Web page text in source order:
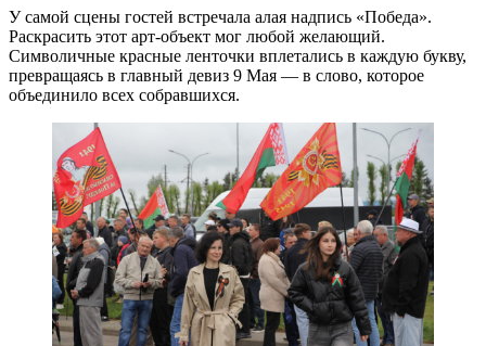
У самой сцены гостей встречала алая надпись «Победа».
Раскрасить этот арт-объект мог любой желающий.
Символичные красные ленточки вплетались в каждую букву,
превращаясь в главный девиз 9 Мая — в слово, которое
объединило всех собравшихся.